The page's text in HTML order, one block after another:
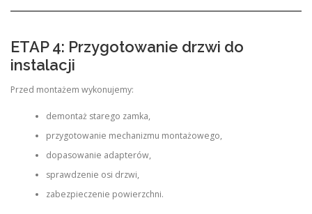
ETAP 4: Przygotowanie drzwi do
instalacji
Przed montażem wykonujemy:
demontaż starego zamka,
przygotowanie mechanizmu montażowego,
dopasowanie adapterów,
sprawdzenie osi drzwi,
zabezpieczenie powierzchni.